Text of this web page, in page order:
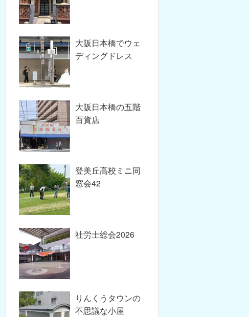
大阪日本橋でウェ
ディングドレス
大阪日本橋の五階
百貨店
登美丘高校ミニ同
窓会42
社労士総会2026
りんくうタウンの
不思議な小屋